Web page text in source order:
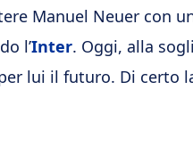
Manuel Neuer con
l’Inter. Oggi, alla
lui il futuro. Di certo